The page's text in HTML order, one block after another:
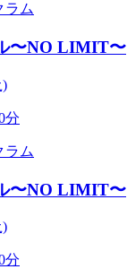
ラム
〜NO LIMIT〜
)
分
ラム
〜NO LIMIT〜
)
分